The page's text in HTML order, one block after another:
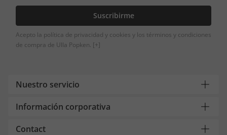
Suscribirme
Acepto la política de privacidad y cookies y los términos y condiciones
de compra de Ulla Popken. [+]
Nuestro servicio
Información corporativa
Contact